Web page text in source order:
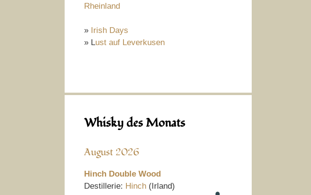
Rheinland
» Irish Days
» Lust auf Leverkusen
Whisky des Monats
August 2026
Hinch Double Wood
Destillerie: Hinch (Irland)